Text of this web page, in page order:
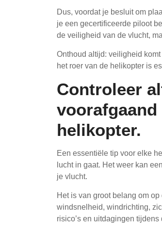
Dus, voordat je besluit om
je een gecertificeerde piloot
de veiligheid van de vlucht,
Onthoud altijd: veiligheid
het roer van de helikopter is
Controleer
helikopter.
Een essentiële tip voor elke
lucht in gaat. Het weer kan
je vlucht.
Het is van groot belang om
windsnelheid, windrichting,
risico’s en uitdagingen